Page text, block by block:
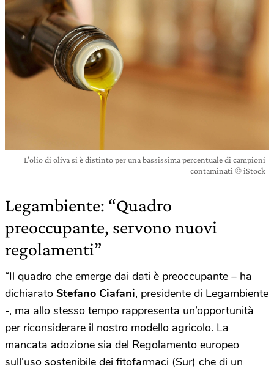
L’olio di oliva si è distinto per una bassissima percentuale di campioni
contaminati © iStock
Legambiente: “Quadro
preoccupante, servono nuovi
regolamenti”
“Il quadro che emerge dai dati è preoccupante – ha
dichiarato Stefano Ciafani, presidente di Legambiente
-, ma allo stesso tempo rappresenta un’opportunità
per riconsiderare il nostro modello agricolo. La
mancata adozione sia del Regolamento europeo
sull’uso sostenibile dei fitofarmaci (Sur) che di un